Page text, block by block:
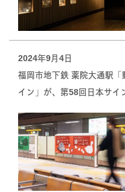
2024年9月4日
福岡市地下鉄 薬院大通駅
イン」が、第58回日本サイ